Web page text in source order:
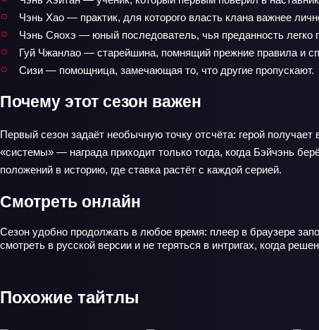
Чэнь Хао — практик, для которого власть клана важнее
Чэнь Сяохэ — юный последователь, чья преданность легко
Гуй Чжанлао — старейшина, помнящий прежние правила и
Сизи — помощница, замечающая то, что другие пропускают.
Почему этот сезон важен
Первый сезон задаёт необычную точку отсчёта: герой
«системы» — награда приходит только тогда, когда Бэйчэнь
положений в историю, где ставка растёт с каждой серией.
Смотреть онлайн
Сезон удобно продолжать в любое время: плеер в браузере
смотреть в русской версии и не теряться в интригах, когда
Похожие тайтлы